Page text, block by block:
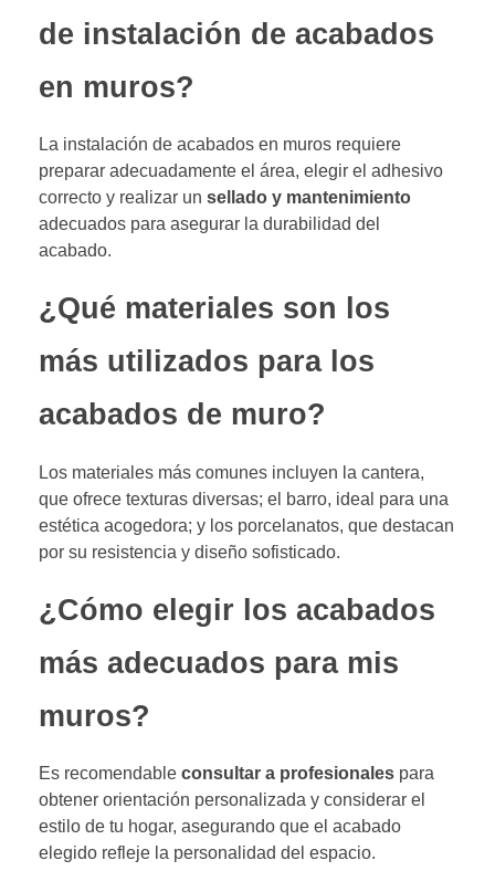
de instalación de acabados
en muros?
La instalación de acabados en muros requiere
preparar adecuadamente el área, elegir el adhesivo
correcto y realizar un sellado y mantenimiento
adecuados para asegurar la durabilidad del
acabado.
¿Qué materiales son los
más utilizados para los
acabados de muro?
Los materiales más comunes incluyen la cantera,
que ofrece texturas diversas; el barro, ideal para una
estética acogedora; y los porcelanatos, que destacan
por su resistencia y diseño sofisticado.
¿Cómo elegir los acabados
más adecuados para mis
muros?
Es recomendable consultar a profesionales para
obtener orientación personalizada y considerar el
estilo de tu hogar, asegurando que el acabado
elegido refleje la personalidad del espacio.